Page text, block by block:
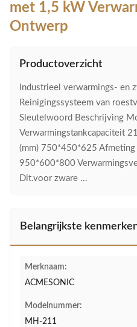
met 1,5 kW
Ontwerp
Productoverzicht
Industrieel verwarmings- en
Reinigingssysteem van
Sleutelwoord Beschrijving
Verwarmingstankcapaciteit
(mm) 750*450*625 Afmeting
950*600*800
Dit.voor zware ...
Belangrijkste
Merknaam:
ACMESONIC
Modelnummer:
MH-211